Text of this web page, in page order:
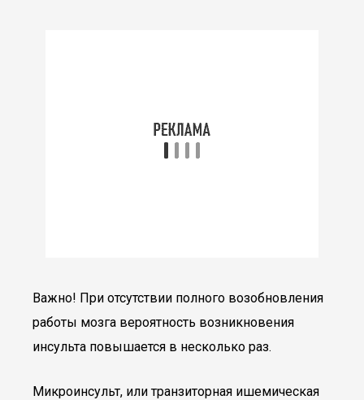
Важно! При отсутствии полного возобновления
работы мозга вероятность возникновения
инсульта повышается в несколько раз.
Микроинсульт, или транзиторная ишемическая